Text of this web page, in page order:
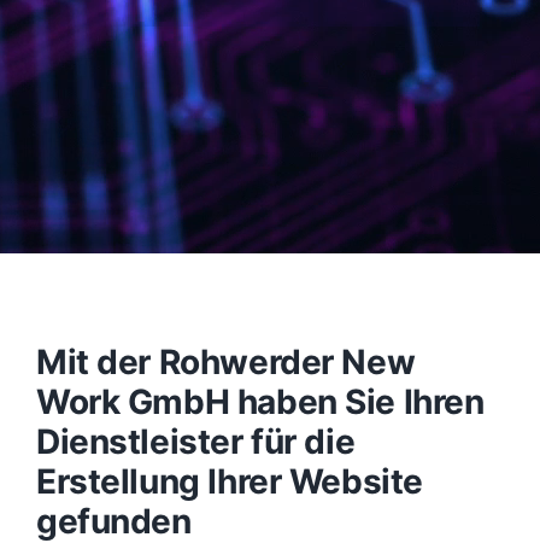
Mit der Rohwerder New
Work GmbH haben Sie Ihren
Dienstleister für die
Erstellung Ihrer Website
gefunden